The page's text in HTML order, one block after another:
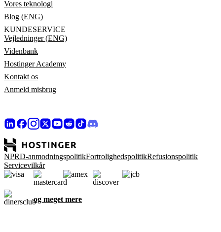
Vores teknologi
Blog (ENG)
KUNDESERVICE
Vejledninger (ENG)
Videnbank
Hostinger Academy
Kontakt os
Anmeld misbrug
NPRD-anmodningspolitikFortrolighedspolitikRefusionspolitik
Servicevilkår
og meget mere